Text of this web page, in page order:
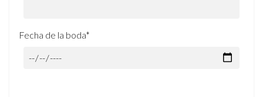
Fecha de la boda*